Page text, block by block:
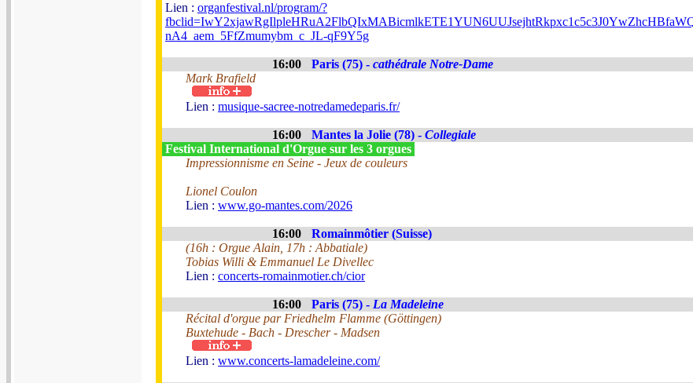
Lien : organfestival.nl/program/?
nA4_aem_5FfZmumybm_c_JL-qF9Y5g
16:00 Paris (75) - cathédrale Notre-Dame
Mark Brafield
Lien : musique-sacree-notredamedeparis.fr/
16:00 Mantes la Jolie (78) - Collegiale
Festival International d'Orgue sur les 3 orgues
Impressionnisme en Seine - Jeux de couleurs
Lionel Coulon
Lien : www.go-mantes.com/2026
16:00
Romainmôtier (Suisse)
(16h : Orgue Alain, 17h : Abbatiale)
Tobias Willi & Emmanuel Le Divellec
Lien : concerts-romainmotier.ch/cior
16:00 Paris (75) - La Madeleine
Récital d'orgue par Friedhelm Flamme (Göttingen)
Buxtehude - Bach - Drescher - Madsen
Lien : www.concerts-lamadeleine.com/